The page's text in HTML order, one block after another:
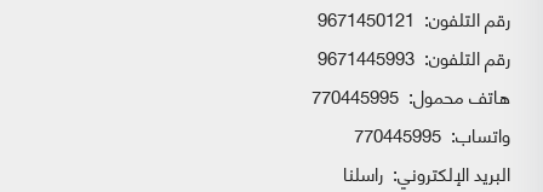
رقم التلفون: 9671450121
رقم التلفون: 9671445993
هاتف محمول: 770445995
واتساب:
البريد الإلكتروني: راسلنا